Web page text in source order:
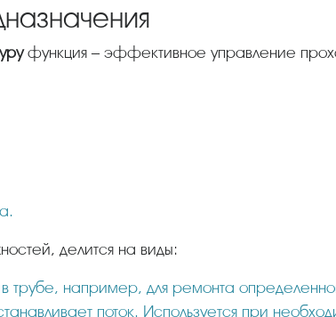
функция – эффективное управление
делится на виды:
трубе, например, для ремонта
поток. Используется при